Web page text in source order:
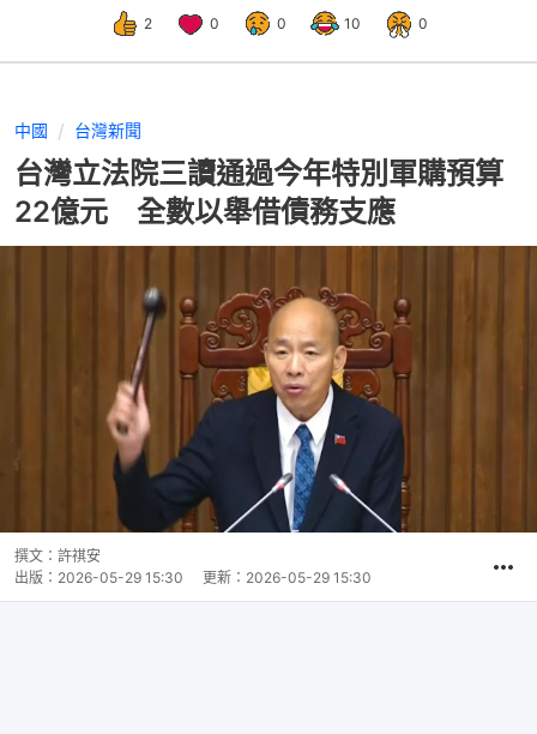
2 0 0 10 0
中國 台灣新聞
台灣立法院三讀通過今年特別軍購預算
22億元 全數以舉借債務支應
撰文： 許祺安
出版： 2026-05-29 15:30 更新： 2026-05-29 15:30